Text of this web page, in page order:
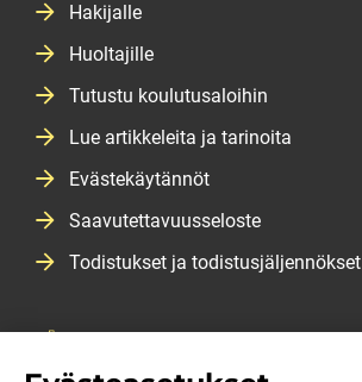
Hakijalle
Huoltajille
Tutustu koulutusaloihin
Lue artikkeleita ja tarinoita
Evästekäytännöt
Saavutettavuusseloste
Todistukset ja todistusjäljennökset
Salasanan vaihtopalvelu